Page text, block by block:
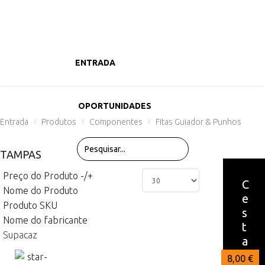
ENTRADA
OPORTUNIDADES
Entrada
/ Produtos / Componentes / Fitas Guiador & Punhos
TAMPAS
Preço do Produto -/+
Nome do Produto
Produto SKU
Nome do fabricante
Supacaz
8,00 €
C
e
s
t
a